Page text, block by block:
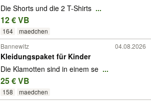
Die Shorts und die 2 T-Shirts ...
12 € VB
164 maedchen
Bannewitz 04.08.2026
Kleidungspaket für Kinder
Die Klamotten sind in einem se ...
25 € VB
158 maedchen